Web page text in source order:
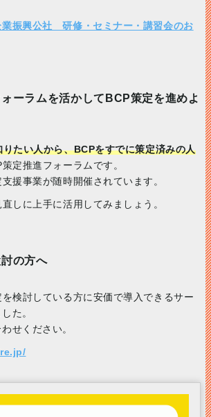
業振興公社 研修・セミナー・講習会のお
ーラムを活かしてBCP策定を進めよ
たい人から、BCPをすでに策定済みの人
定推進フォーラムです。
援事業が随時開催されています。
しに上手に活用してみましょう。
の方へ
検討している方に安価で導入できるサー
た。
せください。